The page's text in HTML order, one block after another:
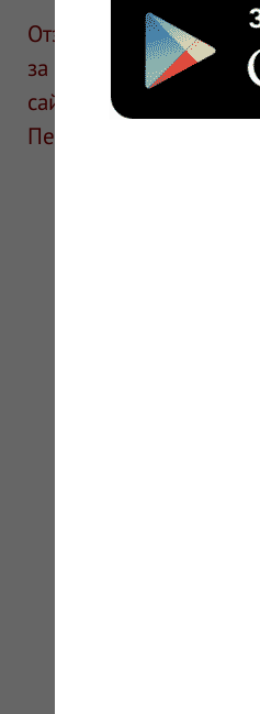
Отзывы размещают
за информацию в
сайте для
Перед применением